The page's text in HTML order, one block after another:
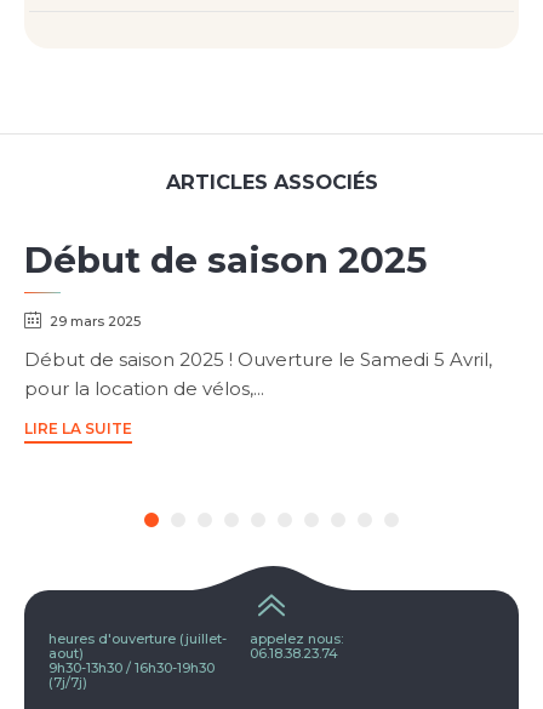
ARTICLES ASSOCIÉS
Début de saison 2025
29 mars 2025
Début de saison 2025 ! Ouverture le Samedi 5 Avril,
pour la location de vélos,...
LIRE LA SUITE
heures d'ouverture (juillet-
aout)
9h30-13h30 / 16h30-19h30
(7j/7j)
appelez nous:
06.18.38.23.74